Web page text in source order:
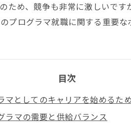
ため、競争も非常に激しいで
ログラマ就職に関する重要な
目次
マとしてのキャリアを始めるた
ラマの需要と供給バランス